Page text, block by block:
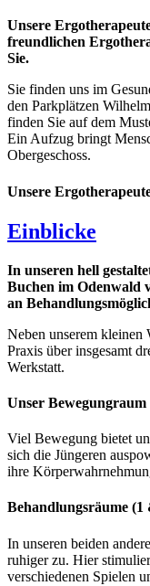
Unsere
freundlichen
Sie.
Sie finden uns im
den Parkplätzen
finden Sie auf dem
Ein Aufzug bringt
Obergeschoss.
Unsere
Einblicke
In unseren hell
Buchen im Odenwald
an
Neben unserem kleinen
Praxis über insgesamt
Werkstatt.
Unser Bewegungraum
Viel Bewegung bietet
sich die Jüngeren
ihre
Behandlungsräume (1
In unseren beiden
ruhiger zu. Hier
verschiedenen Spielen